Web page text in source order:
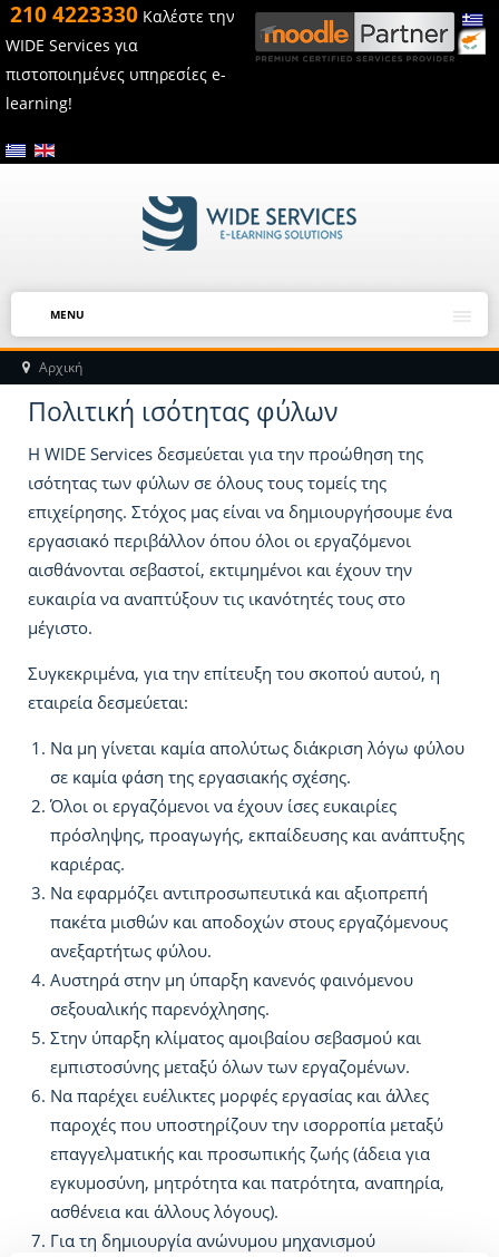
210 4223330 Καλέστε την
WIDE Services για
πιστοποιημένες υπηρεσίες e-
learning!
MENU
Αρχική
Πολιτική ισότητας φύλων
Η WIDE Services δεσμεύεται για την προώθηση της
ισότητας των φύλων σε όλους τους τομείς της
επιχείρησης. Στόχος μας είναι να δημιουργήσουμε ένα
εργασιακό περιβάλλον όπου όλοι οι εργαζόμενοι
αισθάνονται σεβαστοί, εκτιμημένοι και έχουν την
ευκαιρία να αναπτύξουν τις ικανότητές τους στο
μέγιστο.
Συγκεκριμένα, για την επίτευξη του σκοπού αυτού, η
εταιρεία δεσμεύεται:
Να μη γίνεται καμία απολύτως διάκριση λόγω φύλου
σε καμία φάση της εργασιακής σχέσης.
Όλοι οι εργαζόμενοι να έχουν ίσες ευκαιρίες
πρόσληψης, προαγωγής, εκπαίδευσης και ανάπτυξης
καριέρας.
Να εφαρμόζει αντιπροσωπευτικά και αξιοπρεπή
πακέτα μισθών και αποδοχών στους εργαζόμενους
ανεξαρτήτως φύλου.
Αυστηρά στην μη ύπαρξη κανενός φαινόμενου
σεξουαλικής παρενόχλησης.
Στην ύπαρξη κλίματος αμοιβαίου σεβασμού και
εμπιστοσύνης μεταξύ όλων των εργαζομένων.
Να παρέχει ευέλικτες μορφές εργασίας και άλλες
παροχές που υποστηρίζουν την ισορροπία μεταξύ
επαγγελματικής και προσωπικής ζωής (άδεια για
εγκυμοσύνη, μητρότητα και πατρότητα, αναπηρία,
ασθένεια και άλλους λόγους).
Για τη δημιουργία ανώνυμου μηχανισμού